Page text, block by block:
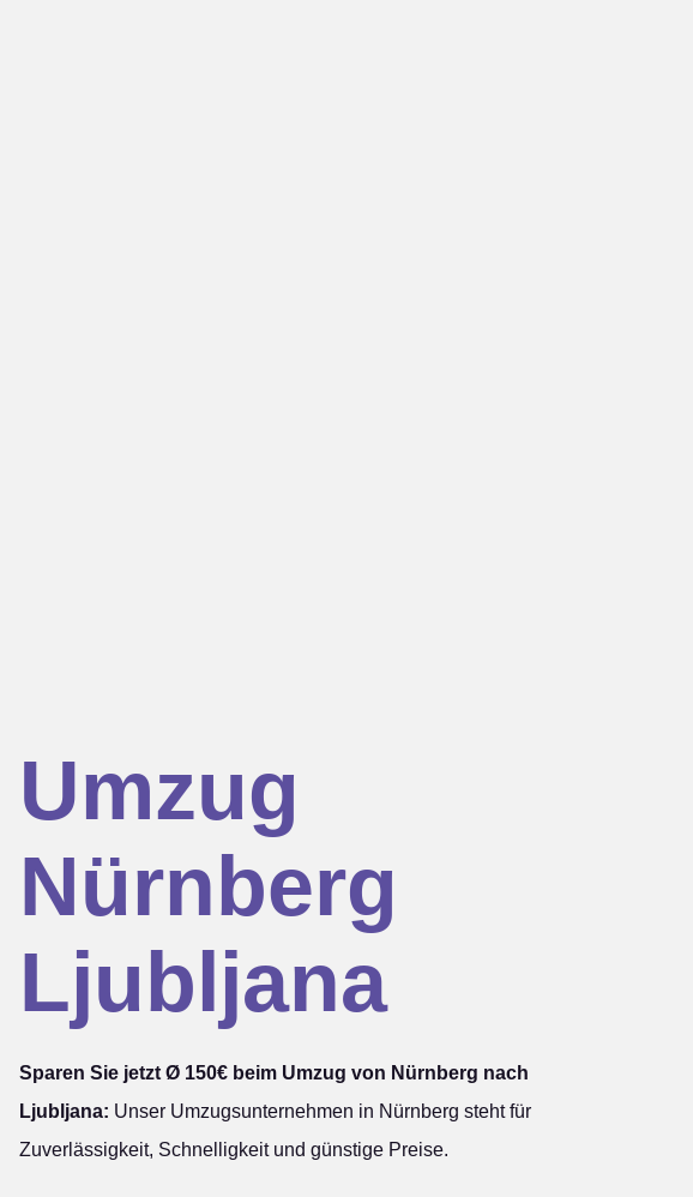
Umzug
Nürnberg
Ljubljana
Sparen Sie jetzt Ø 150€ beim Umzug von Nürnberg nach
Ljubljana: Unser Umzugsunternehmen in Nürnberg steht für
Zuverlässigkeit, Schnelligkeit und günstige Preise.